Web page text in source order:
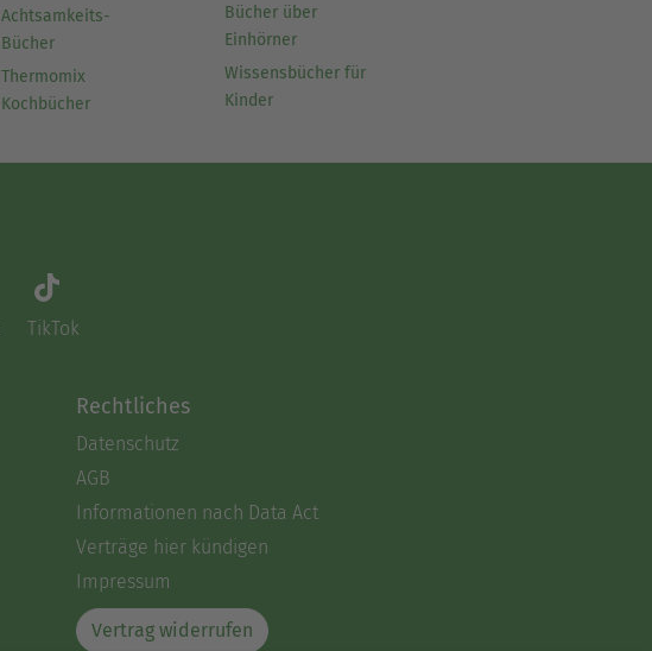
Achtsamkeits-
Bücher
Thermomix
Kochbücher
Bücher über
Einhörner
Wissensbücher für
Kinder
TikTok
Rechtliches
Datenschutz
AGB
Informationen nach Data Act
Verträge hier kündigen
Impressum
Vertrag widerrufen